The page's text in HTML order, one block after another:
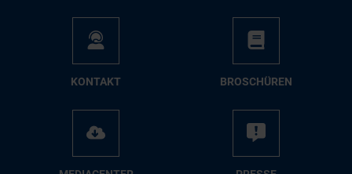
KON­TAKT BRO­SCHÜ­REN